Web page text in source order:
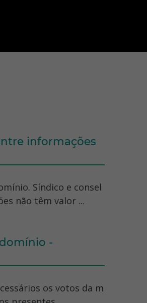
informações
Síndico e consel
não têm valor ...
-
os votos da m